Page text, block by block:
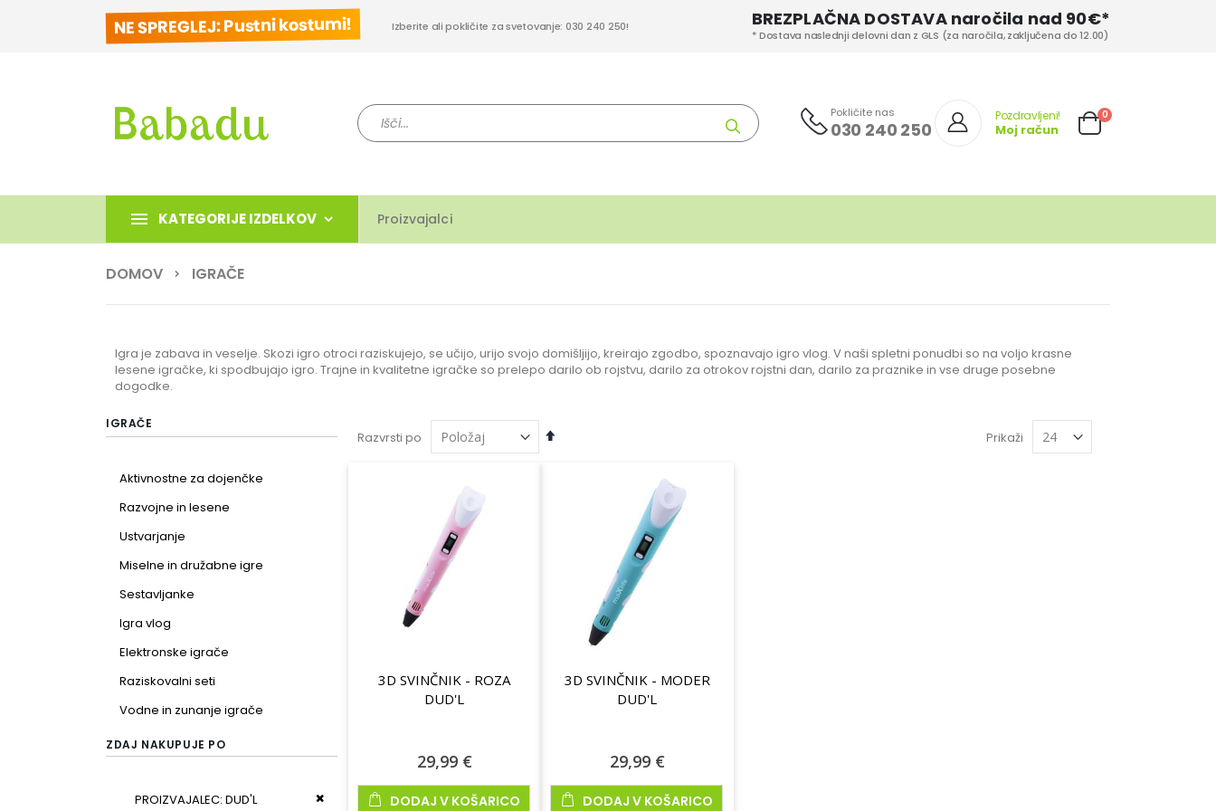
BREZPLAČNA DOSTAVA naročila nad 90€*
* Dostava naslednji delovni dan z GLS (za naročila, zaključena do 12.00)
NE SPREGLEJ: Pustni kostumi! Izberite ali pokličite za svetovanje: 030 240 250!
Iskanje
Iskanje
Pokličite nas
030 240 250
Pozdravljeni!
Moj račun Cart
0izd.
KATEGORIJE IZDELKOV Proizvajalci
DOMOV IGRAČE
Igra je zabava in veselje. Skozi igro otroci raziskujejo, se učijo, urijo svojo domišljijo, kreirajo zgodbo, spoznavajo igro vlog. V naši spletni ponudbi so na voljo krasne
lesene igračke, ki spodbujajo igro. Trajne in kvalitetne igračke so prelepo darilo ob rojstvu, darilo za otrokov rojstni dan, darilo za praznike in vse druge posebne
dogodke.
Razvrsti po
Nastavi
Prikaži
3D SVINČNIK - ROZA
DUD'L
29,99 €
DODAJ V KOŠARICO
3D SVINČNIK - MODER
DUD'L
29,99 €
DODAJ V KOŠARICO
IGRAČE
Aktivnostne za dojenčke
Razvojne in lesene
Ustvarjanje
Miselne in družabne igre
Sestavljanke
Igra vlog
Elektronske igrače
Raziskovalni seti
Vodne in zunanje igrače
ZDAJ NAKUPUJE PO
PROIZVAJALEC DUD'L
Odstrani ta izdelek